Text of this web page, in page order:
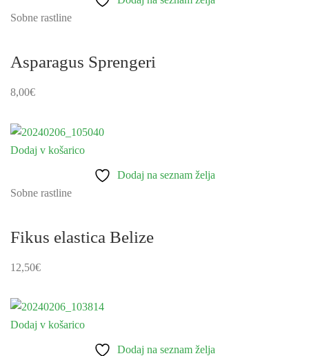
Sobne rastline
Asparagus Sprengeri
8,00€
Dodaj v košarico
Dodaj na seznam želja
Sobne rastline
Fikus elastica Belize
12,50€
Dodaj v košarico
Dodaj na seznam želja